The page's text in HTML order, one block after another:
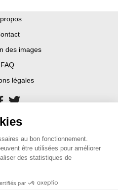
des images
FAQ
légales
au bon fonctionnement.
être utilisées pour améliorer
des statistiques de
par